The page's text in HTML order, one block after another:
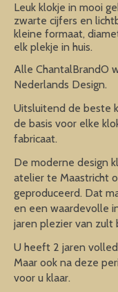
Leuk klokje in mooi
zwarte cijfers en
kleine formaat,
elk plekje in huis.
Alle ChantalBrandO
Nederlands Design.
Uitsluitend de beste
de basis voor elke
fabricaat.
De moderne design
atelier te Maastricht
geproduceerd. Dat
en een waardevolle
jaren plezier van zult
U heeft 2 jaren
Maar ook na deze
voor u klaar.